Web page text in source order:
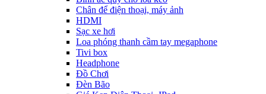
Chân để điện thoại, máy ảnh
HDMI
Sạc xe hơi
Loa phóng thanh cầm tay megaphone
Tivi box
Headphone
Đồ Chơi
Đèn Bão